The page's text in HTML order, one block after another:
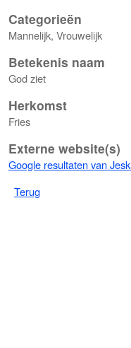
Categorieën
Mannelijk, Vrouwelijk
Betekenis naam
God ziet
Herkomst
Fries
Externe website(s)
Google resultaten van
Terug